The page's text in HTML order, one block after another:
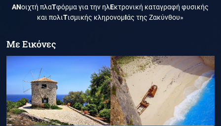
ΑΝοιχτή πλαΤφόρμα για την ηλΕκτρονική καταγραφή φυσικής
και πολιΤισμικής κληρονομΙάς της Ζακύνθου»
Με Εικόνες